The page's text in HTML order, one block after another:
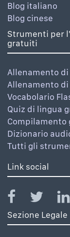
Blog italiano
Blog cinese
Strumenti per
gratuiti
Allenamento
Allenamento
Vocabolario
Quiz di lingua
Compilamento
Dizionario
Tutti gli
Link social
Sezione Legale